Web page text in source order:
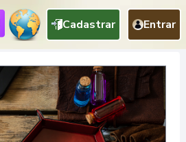
Cadastrar Entrar